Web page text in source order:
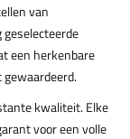
van
een herkenbare
kwaliteit. Elke
voor een volle